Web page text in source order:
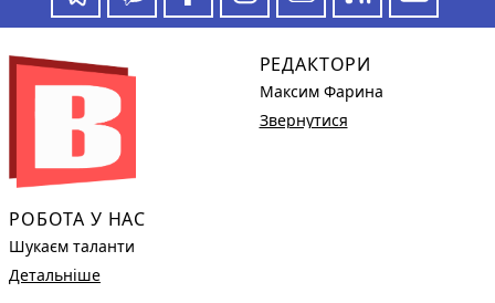
РОБОТА У НАС
Шукаєм таланти
Детальніше
РЕДАКТОРИ
Максим Фарина
Звернутися